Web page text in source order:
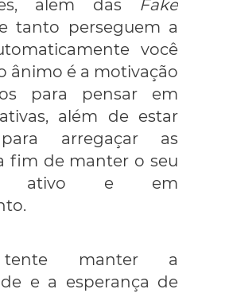
além das Fake
tanto perseguem a
você
ânimo é a motivação
para pensar em
além de estar
arregaçar as
fim de manter o seu
ativo e em
tente manter a
e a esperança de